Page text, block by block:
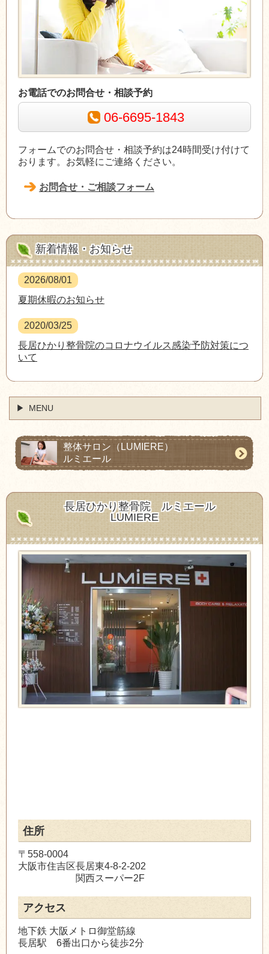
お電話でのお問合せ・相談予約
06-6695-1843
フォームでのお問合せ・相談予約は24時間受け付けて
おります。お気軽にご連絡ください。
お問合せ・ご相談フォーム
新着情報・お知らせ
2026/08/01
夏期休暇のお知らせ
2020/03/25
長居ひかり整骨院のコロナウイルス感染予防対策につ
いて
MENU
整体サロン （LUMIERE）
ルミエール
長居ひかり整骨院
ルミエール
LUMIERE
住所
〒558-0004
大阪市住吉区長居東4-8-2-202
関西スーパー2F
アクセス
地下鉄 大阪メトロ御堂筋線
長居駅 6番出口から徒歩2分